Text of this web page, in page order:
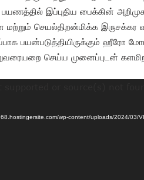
இப்புதிய பைக்கின்
மற்றும் செயல்திறன்மிக்க
பயன்படுத்தியிருக்கும் ஹீரோ
செய்ய முனைப்புடன்
wp-content/uploads/2024/03/